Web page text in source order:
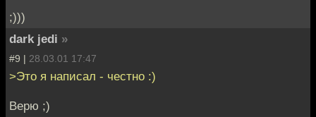
;)))
dark jedi »
#9 | 28.03.01 17:47
>Это я написал - честно :)
Верю ;)